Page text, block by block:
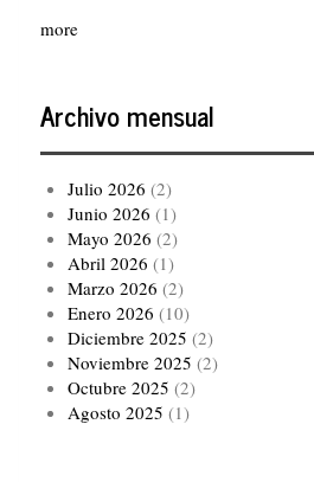
more
Archivo mensual
Julio 2026 (2)
Junio 2026 (1)
Mayo 2026 (2)
Abril 2026 (1)
Marzo 2026 (2)
Enero 2026 (10)
Diciembre 2025 (2)
Noviembre 2025 (2)
Octubre 2025 (2)
Agosto 2025 (1)